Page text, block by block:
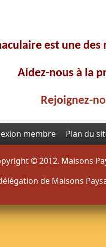
est une
Aidez-nous à la
Rejoignez-
membre Plan du
© 2012. Maisons
de Maisons